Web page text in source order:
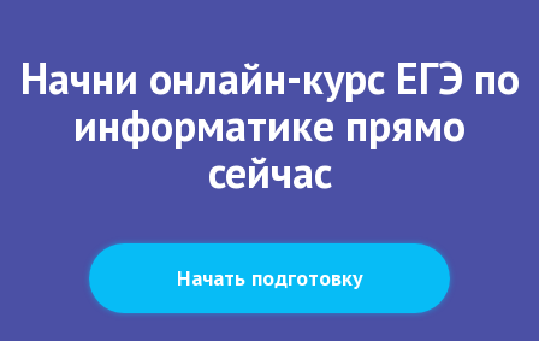
Начни онлайн-курс ЕГЭ по
информатике прямо
сейчас
Начать подготовку